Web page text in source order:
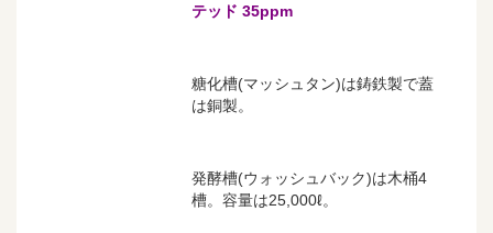
テッド 35ppm
糖化槽(マッシュタン)は鋳鉄製で蓋
は銅製。
発酵槽(ウォッシュバック)は木桶4
槽。容量は25,000ℓ。